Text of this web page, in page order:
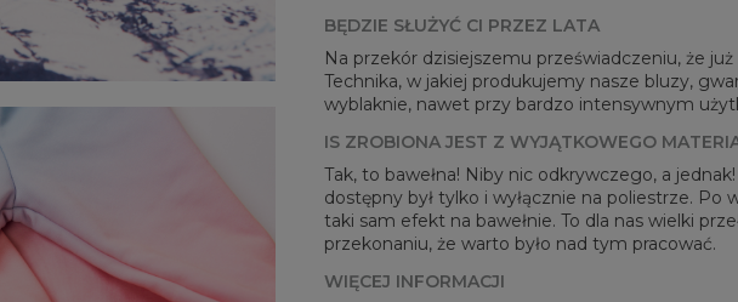
C
BĘDZIE SŁUŻYĆ CI PRZEZ LATA
Na przekór dzisiejszemu przeświadczeniu, że
Technika, w jakiej produkujemy nasze bluzy,
wyblaknie, nawet przy bardzo intensywnym
IS ZROBIONA JEST Z WYJĄTKOWEGO
Tak, to bawełna! Niby nic odkrywczego, a
dostępny był tylko i wyłącznie na poliestrze. Po
taki sam efekt na bawełnie. To dla nas wielki
przekonaniu, że warto było nad tym pracować.
WIĘCEJ INFORMACJI